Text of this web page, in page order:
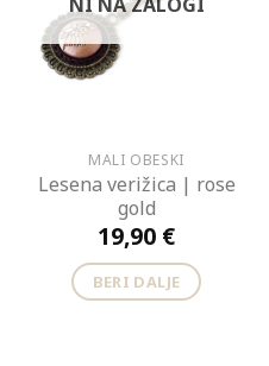
MALI OBESKI
Lesena verižica | rose
gold
19,90 €
BERI DALJE